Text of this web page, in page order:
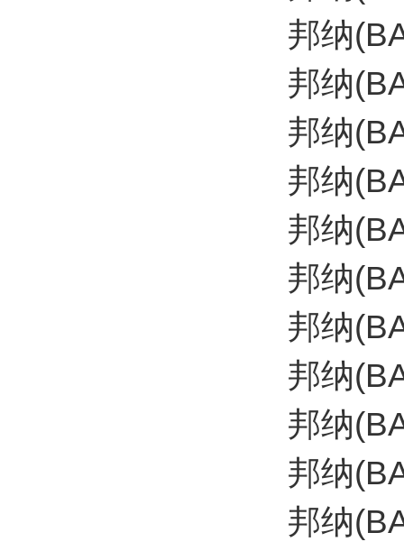
邦纳
邦纳
邦纳
邦纳
邦纳
邦纳
邦纳
邦纳
邦纳
邦纳
邦纳